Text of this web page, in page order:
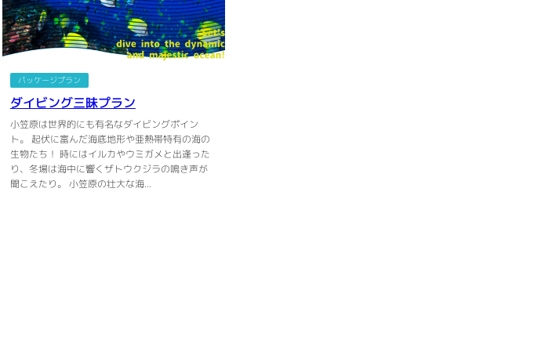
パッケージプラン
ダイビング三昧プラン
小笠原は世界的にも有名なダイビングポイン
ト。 起伏に富んだ海底地形や亜熱帯特有の海の
生物たち！ 時にはイルカやウミガメと出逢った
り、冬場は海中に響くザトウクジラの鳴き声が
聞こえたり。 小笠原の壮大な海...